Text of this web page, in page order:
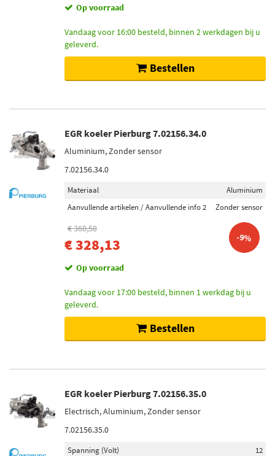
Wahler (3)
DRI (5)
Valeo (1)
EGR-klep (72)
EGR koeler (22)
Dichtring EGR-klep leiding (8)
Controleklep (4)
Magneetklep (1)
Niet op voorraad (53)
Op voorraad (49)
Op voorraad
Vandaag voor 16:00 besteld, binnen 2 werkdagen bij u
geleverd.
Bestellen
EGR koeler Pierburg 7.02156.34.0
Aluminium, Zonder sensor
7.02156.34.0
Materiaal
Aluminium
Aanvullende artikelen / Aanvullende info 2
Zonder sensor
€ 360,58
€ 328,13 -9%
Op voorraad
Vandaag voor 17:00 besteld, binnen 1 werkdag bij u
geleverd.
Bestellen
EGR koeler Pierburg 7.02156.35.0
Electrisch, Aluminium, Zonder sensor
7.02156.35.0
Spanning (Volt)
12